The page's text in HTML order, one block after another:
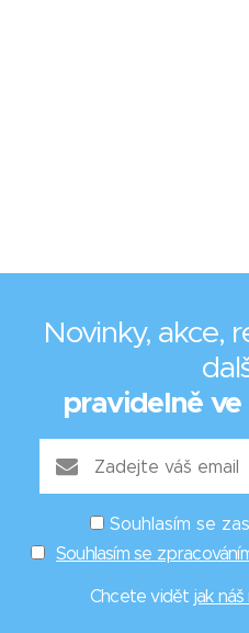
Novinky, akce,
pravidelně ve
Souhlasím se
Souhlasím se
Chcete vidět jak